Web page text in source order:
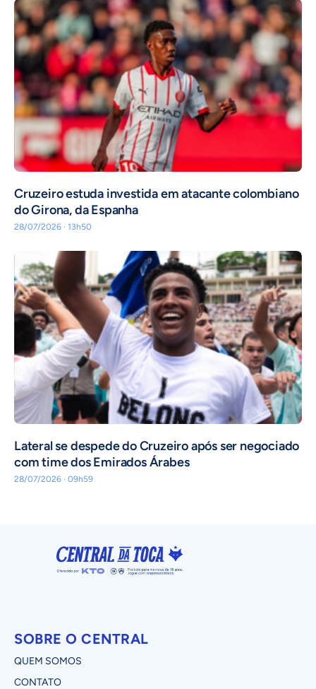
Cruzeiro estuda investida em atacante colombiano
do Girona, da Espanha
28/07/2026 · 13h50
Lateral se despede do Cruzeiro após ser negociado
com time dos Emirados Árabes
28/07/2026 · 09h59
SOBRE O CENTRAL
QUEM SOMOS
CONTATO